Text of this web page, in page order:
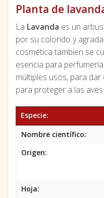
Planta de
La Lavanda es un
por su colorido y
cosmética tambien se
esencia para
múltiples usos, para
para proteger a las
Especie:
Nombre científico:
Origen:
Hoja: